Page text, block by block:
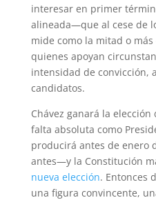
interesar en primer
alineada—que al cese de
mide como la mitad o
quienes apoyan
intensidad de convicción,
candidatos.
Chávez ganará la
falta absoluta como
producirá antes de enero
antes—y la Constitución
nueva elección. Entonces
una figura convincente,